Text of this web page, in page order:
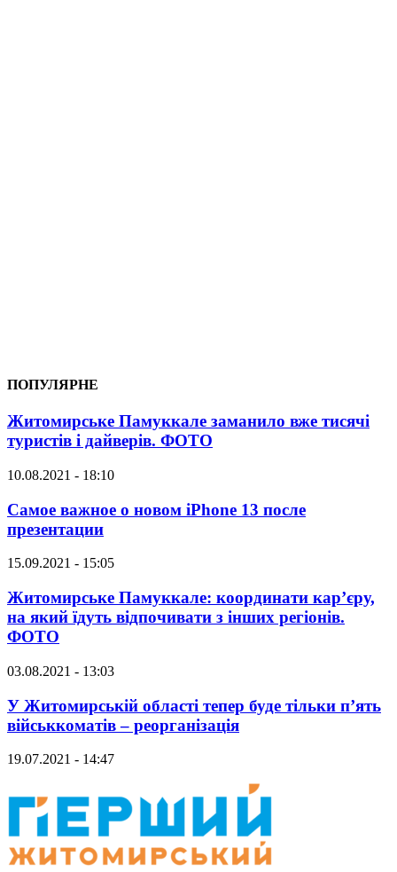
ПОПУЛЯРНЕ
Житомирське Памуккале заманило вже тисячі
туристів і дайверів. ФОТО
10.08.2021 - 18:10
Самое важное о новом iPhone 13 после
презентации
15.09.2021 - 15:05
Житомирське Памуккале: координати кар’єру,
на який їдуть відпочивати з інших регіонів.
ФОТО
03.08.2021 - 13:03
У Житомирській області тепер буде тільки п’ять
військкоматів – реорганізація
19.07.2021 - 14:47